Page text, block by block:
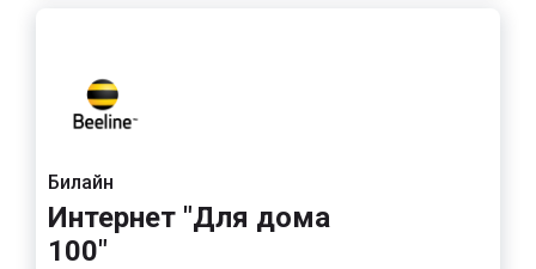
Билайн
Интернет "Для дома
100"